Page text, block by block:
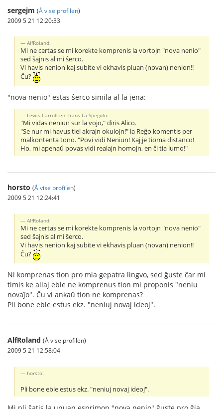
sergejm (Å vise profilen)
2009 5 21 12:20:33
AlfRoland:
Mi ne certas se mi korekte komprenis la vortojn "nova nenio"
sed ŝajnis al mi ŝerco.
Vi havis nenion kaj subite vi ekhavis pluan (novan) nenion!!
Ĉu?
"nova nenio" estas ŝerco simila al la jena:
Lewis Carroll en Trans La Spegulo:
"Mi vidas neniun sur la vojo," diris Alico.
"Se nur mi havus tiel akrajn okulojn!" la Reĝo komentis per
malkontenta tono. "Povi vidi Neniun! Kaj je tioma distanco!
Ho, mi apenaŭ povas vidi realajn homojn, en ĉi tia lumo!"
horsto (Å vise profilen)
2009 5 21 12:24:41
AlfRoland:
Mi ne certas se mi korekte komprenis la vortojn "nova nenio"
sed ŝajnis al mi ŝerco.
Vi havis nenion kaj subite vi ekhavis pluan (novan) nenion!!
Ĉu?
Ni komprenas tion pro mia gepatra lingvo, sed ĝuste ĉar mi
timis ke aliaj eble ne komprenus tion mi proponis "neniu
novaĵo". Ĉu vi ankaŭ tion ne komprenas?
Pli bone eble estus ekz. "neniuj novaj ideoj".
AlfRoland (Å vise profilen)
2009 5 21 12:58:04
horsto:
Pli bone eble estus ekz. "neniuj novaj ideoj".